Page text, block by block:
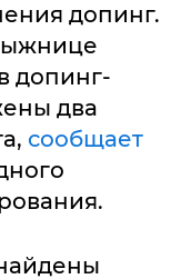
допинг.
допинг-
два
сообщает